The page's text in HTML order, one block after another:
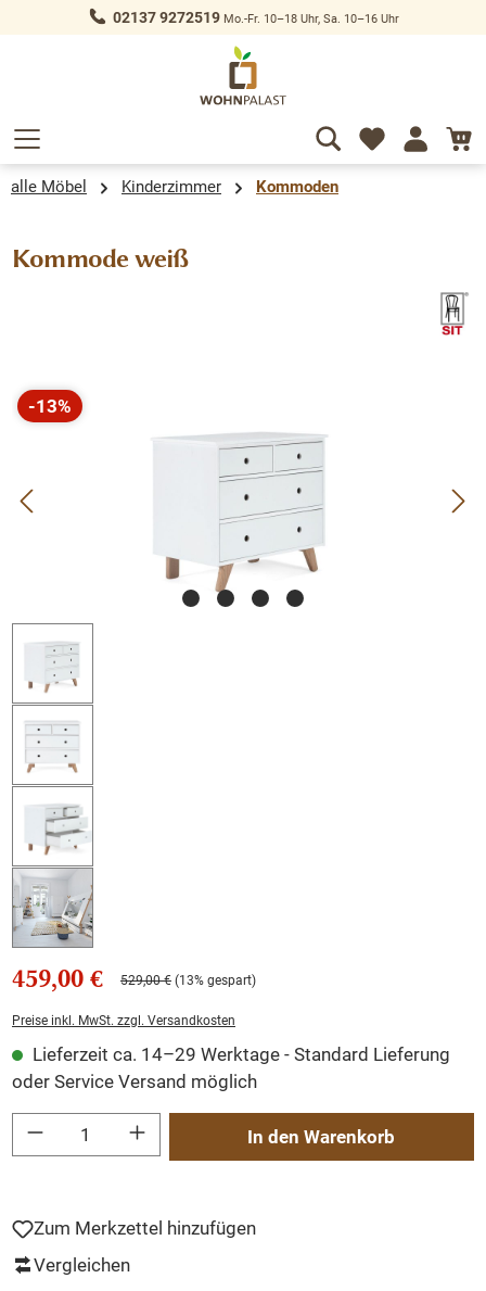
springen 02137 9272519Mo.-Fr. 10–18 Uhr, Sa. 10–16 Uhr
alle Möbel Kinderzimmer Kommoden
Kommode weiß
Bildergalerie überspringen
-13%
Rabatt
459,00 € 529,00 € (13% gespart)
Preise inkl. MwSt. zzgl. Versandkosten
Lieferzeit ca. 14–29 Werktage - Standard Lieferung
oder Service Versand möglich
Produkt Anzahl: Gib den gewünschten Wert ein oder benutze die Schaltflächen
In den Warenkorb
Zum Merkzettel hinzufügen
Vergleichen